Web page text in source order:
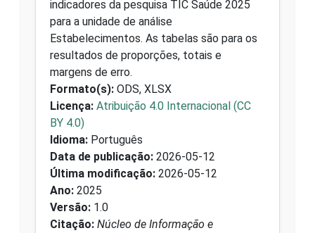
indicadores da pesquisa TIC Saúde 2025
para a unidade de análise
Estabelecimentos. As tabelas são para os
resultados de proporções, totais e
margens de erro.
Formato(s): ODS, XLSX
Licença: Atribuição 4.0 Internacional (CC
BY 4.0)
Idioma: Português
Data de publicação: 2026-05-12
Última modificação: 2026-05-12
Ano: 2025
Versão: 1.0
Citação: Núcleo de Informação e